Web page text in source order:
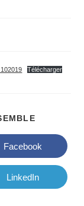
Télécharger
CONTENU
Ouvrir
dans
une
autre
fenêtre
Facebook
Ouvrir
dans
LinkedIn